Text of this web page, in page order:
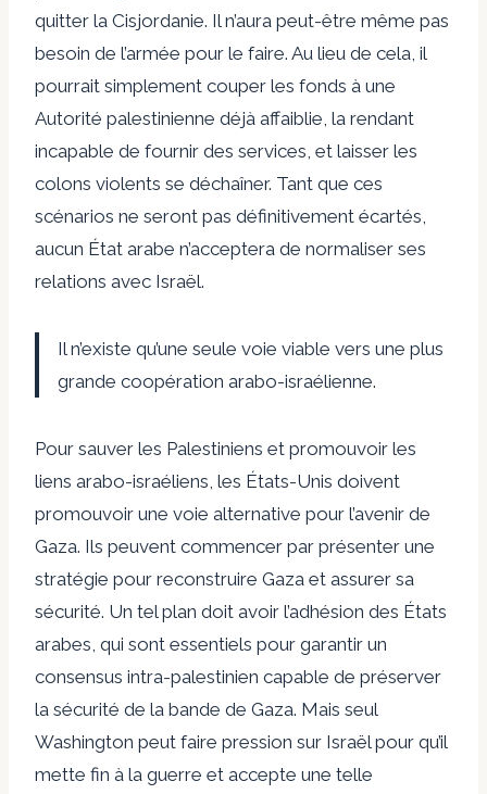
quitter la Cisjordanie. Il n’aura peut-être même pas
besoin de l’armée pour le faire. Au lieu de cela, il
pourrait simplement couper les fonds à une
Autorité palestinienne déjà affaiblie, la rendant
incapable de fournir des services, et laisser les
colons violents se déchaîner. Tant que ces
scénarios ne seront pas définitivement écartés,
aucun État arabe n’acceptera de normaliser ses
relations avec Israël.
Il n’existe qu’une seule voie viable vers une plus
grande coopération arabo-israélienne.
Pour sauver les Palestiniens et promouvoir les
liens arabo-israéliens, les États-Unis doivent
promouvoir une voie alternative pour l’avenir de
Gaza. Ils peuvent commencer par présenter une
stratégie pour reconstruire Gaza et assurer sa
sécurité. Un tel plan doit avoir l’adhésion des États
arabes, qui sont essentiels pour garantir un
consensus intra-palestinien capable de préserver
la sécurité de la bande de Gaza. Mais seul
Washington peut faire pression sur Israël pour qu’il
mette fin à la guerre et accepte une telle